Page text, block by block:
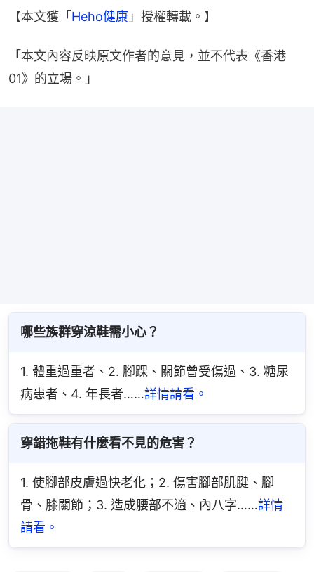
【本文獲「 Heho健康 」授權轉載。】
「本文內容反映原文作者的意見，並不代表《香港
01》的立場。」
哪些族群穿涼鞋需小心？
1. 體重過重者、2. 腳踝、關節曾受傷過、3. 糖尿
病患者、4. 年長者……詳情請看。
穿錯拖鞋有什麼看不見的危害？
1. 使腳部皮膚過快老化；2. 傷害腳部肌腱、腳
骨、膝關節；3. 造成腰部不適、內八字……詳情
請看。